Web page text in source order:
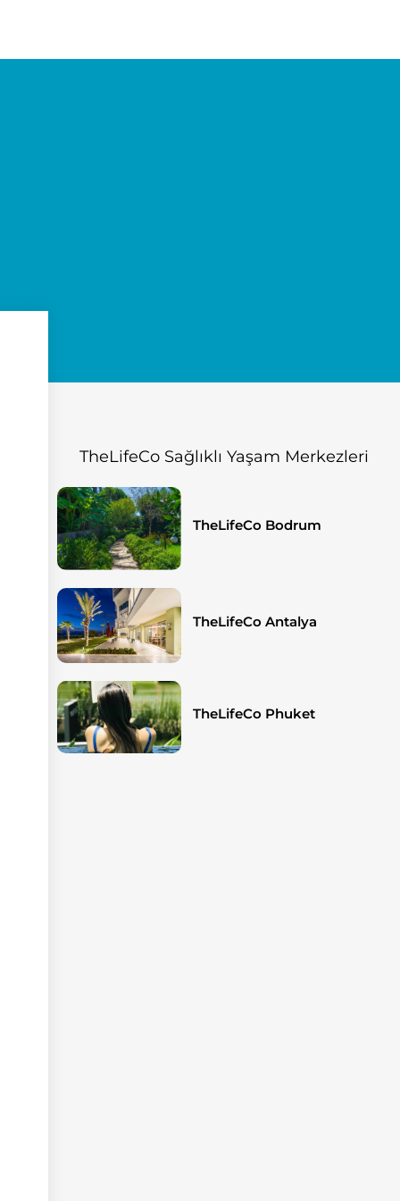
TheLifeCo Sağlıklı Yaşam Merkezleri
TheLifeCo Bodrum
TheLifeCo Antalya
TheLifeCo Phuket